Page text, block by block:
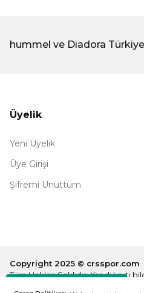
Destek Hattı
hummel ve Diadora
Üyelik
Yeni Üyelik
Üye Girişi
Şifremi Unuttum
Copyright 2025 © crsspor.com
Tüm Hakları Saklıdır. Kredi kartı